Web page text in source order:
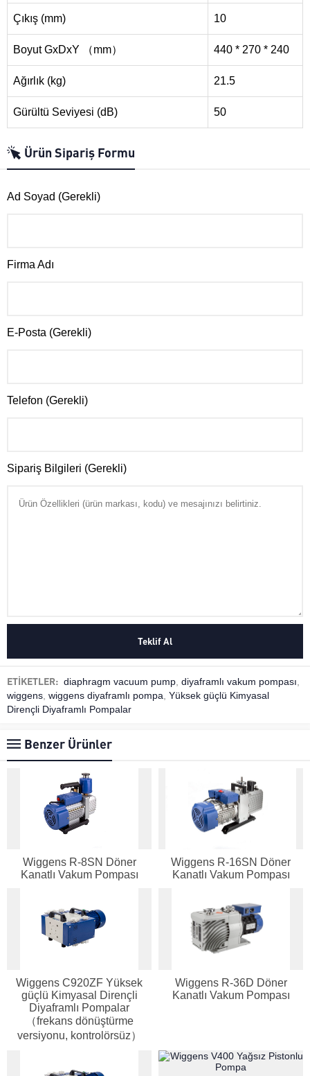
Çıkış (mm) 10
Boyut GxDxY （mm） 440 * 270 * 240
Ağırlık (kg) 21.5
Gürültü Seviyesi (dB) 50
Ürün Sipariş Formu
Ad Soyad (Gerekli)
Firma Adı
E-Posta (Gerekli)
Telefon (Gerekli)
Sipariş Bilgileri (Gerekli)
ETİKETLER: diaphragm vacuum pump diyaframlı vakum pompası
wiggens wiggens diyaframlı pompa Yüksek güçlü Kimyasal
Dirençli Diyaframlı Pompalar
Benzer Ürünler
Wiggens R-8SN Döner
Kanatlı Vakum Pompası
Wiggens R-16SN Döner
Kanatlı Vakum Pompası
Wiggens C920ZF Yüksek
güçlü Kimyasal Dirençli
Diyaframlı Pompalar
（frekans dönüştürme
versiyonu, kontrolörsüz）
Wiggens R-36D Döner
Kanatlı Vakum Pompası
Genel Laboratuvar Cihazları
Grubu